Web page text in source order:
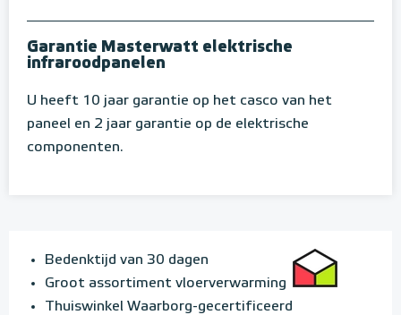
Garantie Masterwatt elektrische
infraroodpanelen
U heeft 10 jaar garantie op het casco van het
paneel en 2 jaar garantie op de elektrische
componenten.
Bedenktijd van 30 dagen
Groot assortiment vloerverwarming
Thuiswinkel Waarborg-gecertificeerd